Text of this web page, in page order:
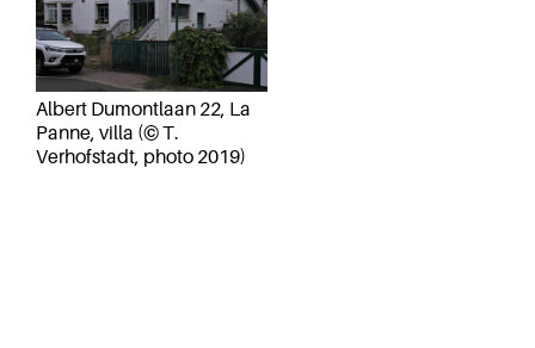
Albert Dumontlaan 22, La
Panne, villa (© T.
Verhofstadt, photo 2019)